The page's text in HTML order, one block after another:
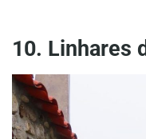
10. Linhares